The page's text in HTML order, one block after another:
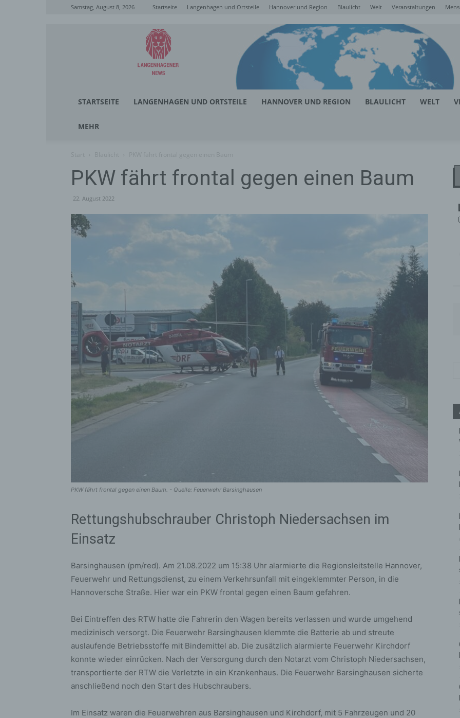
Samstag, August 8, 2026 Startseite Langenhagen und Ortsteile Hannover und Region Blaulicht Welt Veranstaltungen
Langenhagener
News
STARTSEITE LANGENHAGEN UND ORTSTEILE HANNOVER UND REGION BLAULICHT WELT
MEHR
PKW fährt frontal gegen einen Baum
22. August 2022
PKW fährt frontal gegen einen Baum. - Quelle: Feuerwehr Barsinghausen
Rettungshubschrauber Christoph Niedersachsen im
Einsatz
Barsinghausen (pm/red). Am 21.08.2022 um 15:38 Uhr alarmierte die Regionsleitstelle Hannover,
Feuerwehr und Rettungsdienst, zu einem Verkehrsunfall mit eingeklemmter Person, in die
Hannoversche Straße. Hier war ein PKW frontal gegen einen Baum gefahren.
Bei Eintreffen des RTW hatte die Fahrerin den Wagen bereits verlassen und wurde umgehend
medizinisch versorgt. Die Feuerwehr Barsinghausen klemmte die Batterie ab und streute
auslaufende Betriebsstoffe mit Bindemittel ab. Die zusätzlich alarmierte Feuerwehr Kirchdorf
konnte wieder einrücken. Nach der Versorgung durch den Notarzt vom Christoph Niedersachsen,
transportierte der RTW die Verletzte in ein Krankenhaus. Die Feuerwehr Barsinghausen sicherte
anschließend noch den Start des Hubschraubers.
Im Einsatz waren die Feuerwehren aus Barsinghausen und Kirchdorf, mit 5 Fahrzeugen und 20